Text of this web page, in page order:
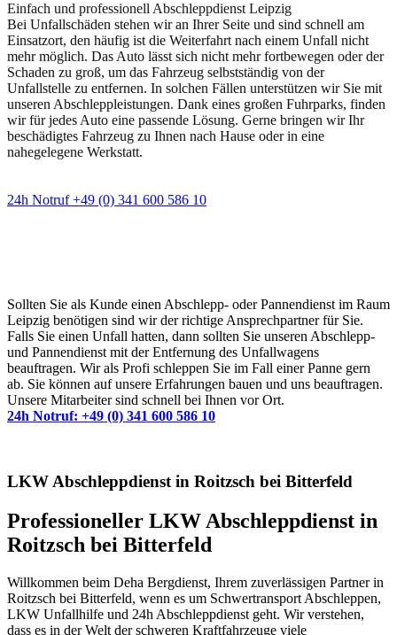
Einfach und professionell Abschleppdienst Leipzig
Bei Unfallschäden stehen wir an Ihrer Seite und sind schnell am
Einsatzort, den häufig ist die Weiterfahrt nach einem Unfall nicht
mehr möglich. Das Auto lässt sich nicht mehr fortbewegen oder der
Schaden zu groß, um das Fahrzeug selbstständig von der
Unfallstelle zu entfernen. In solchen Fällen unterstützen wir Sie mit
unseren Abschleppleistungen. Dank eines großen Fuhrparks, finden
wir für jedes Auto eine passende Lösung. Gerne bringen wir Ihr
beschädigtes Fahrzeug zu Ihnen nach Hause oder in eine
nahegelegene Werkstatt.
24h Notruf +49 (0) 341 600 586 10
Sollten Sie als Kunde einen Abschlepp- oder Pannendienst im Raum
Leipzig benötigen sind wir der richtige Ansprechpartner für Sie.
Falls Sie einen Unfall hatten, dann sollten Sie unseren Abschlepp-
und Pannendienst mit der Entfernung des Unfallwagens
beauftragen. Wir als Profi schleppen Sie im Fall einer Panne gern
ab. Sie können auf unsere Erfahrungen bauen und uns beauftragen.
Unsere Mitarbeiter sind schnell bei Ihnen vor Ort.
24h Notruf: +49 (0) 341 600 586 10
LKW Abschleppdienst in Roitzsch bei Bitterfeld
Professioneller LKW Abschleppdienst in
Roitzsch bei Bitterfeld
Willkommen beim Deha Bergdienst, Ihrem zuverlässigen Partner in
Roitzsch bei Bitterfeld, wenn es um Schwertransport Abschleppen,
LKW Unfallhilfe und 24h Abschleppdienst geht. Wir verstehen,
dass es in der Welt der schweren Kraftfahrzeuge viele